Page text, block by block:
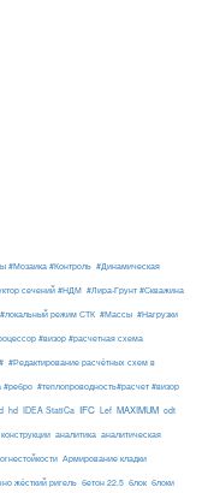
#Мозаика #Контроль #Динамическая
сечений #НДМ #Лира-Грунт #Скважина
#локальный режим СТК #Массы #Нагрузки
#визор #расчетная схема
#Редактирование расчётных схем в
#ребро #теплопроводность#расчет #визор
hd IDEA StatiCa IFC Lef MAXIMUM odt
аналитика аналитическая
Армирование кладки
жёсткий ригель бетон 22.5 блок блоки